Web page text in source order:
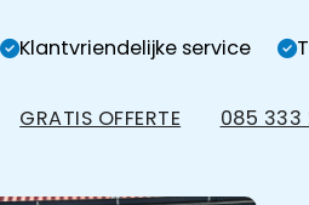
Klantvriendelijke service
GRATIS OFFERTE 085 333